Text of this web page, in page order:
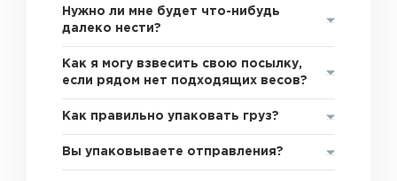
Нужно ли мне будет что-нибудь
далеко нести?
Как я могу взвесить свою посылку,
если рядом нет подходящих весов?
Как правильно упаковать груз?
Вы упаковываете отправления?